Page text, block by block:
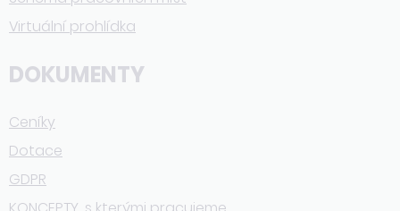
Virtuální prohlídka
DOKUMENTY
Ceníky
Dotace
GDPR